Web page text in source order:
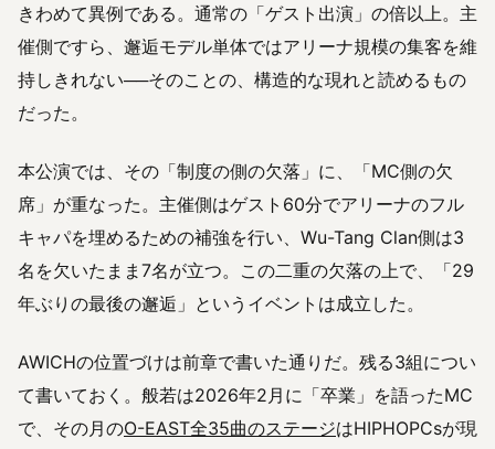
きわめて異例である。通常の「ゲスト出演」の倍以上。主
催側ですら、邂逅モデル単体ではアリーナ規模の集客を維
持しきれない──そのことの、構造的な現れと読めるもの
だった。
本公演では、その「制度の側の欠落」に、「MC側の欠
席」が重なった。主催側はゲスト60分でアリーナのフル
キャパを埋めるための補強を行い、Wu-Tang Clan側は3
名を欠いたまま7名が立つ。この二重の欠落の上で、「29
年ぶりの最後の邂逅」というイベントは成立した。
AWICHの位置づけは前章で書いた通りだ。残る3組につい
て書いておく。般若は2026年2月に「卒業」を語ったMC
で、その月のO-EAST全35曲のステージはHIPHOPCsが現